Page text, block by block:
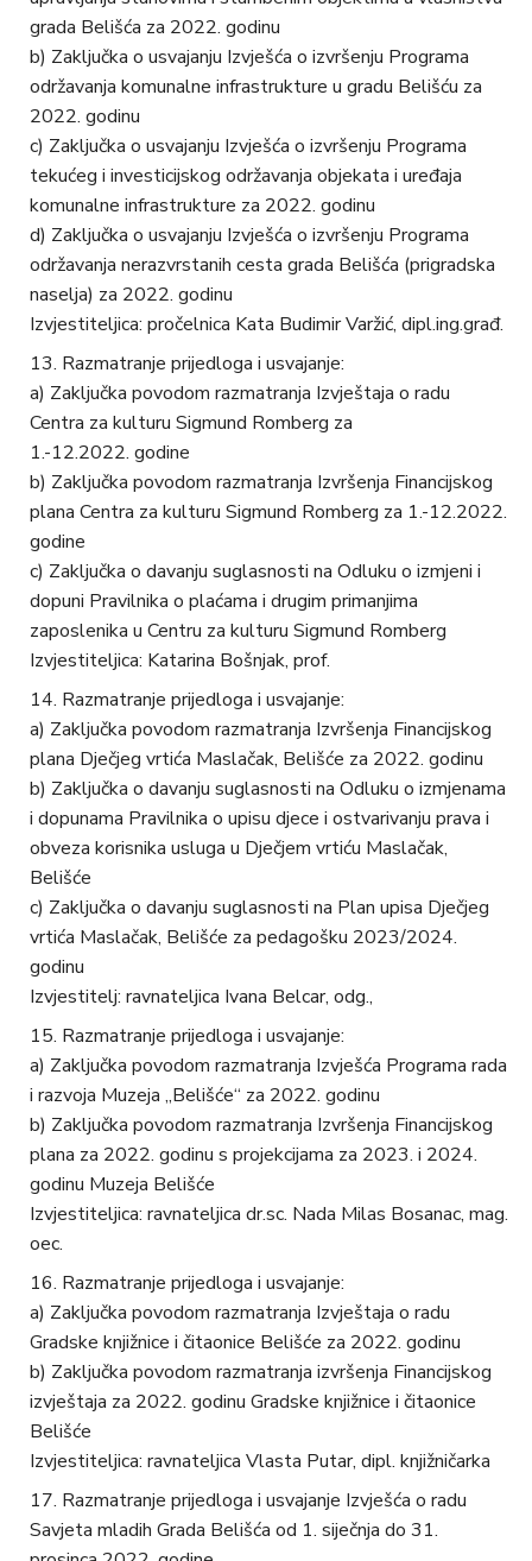
grada Belišća za 2022. godinu
b) Zaključka o usvajanju Izvješća o izvršenju Programa
održavanja komunalne infrastrukture u gradu Belišću za
2022. godinu
c) Zaključka o usvajanju Izvješća o izvršenju Programa
tekućeg i investicijskog održavanja objekata i uređaja
komunalne infrastrukture za 2022. godinu
d) Zaključka o usvajanju Izvješća o izvršenju Programa
održavanja nerazvrstanih cesta grada Belišća (prigradska
naselja) za 2022. godinu
Izvjestiteljica: pročelnica Kata Budimir Varžić, dipl.ing.građ.
Razmatranje prijedloga i usvajanje:
a) Zaključka povodom razmatranja Izvještaja o radu
Centra za kulturu Sigmund Romberg za
1.-12.2022. godine
b) Zaključka povodom razmatranja Izvršenja Financijskog
plana Centra za kulturu Sigmund Romberg za 1.-12.2022.
godine
c) Zaključka o davanju suglasnosti na Odluku o izmjeni i
dopuni Pravilnika o plaćama i drugim primanjima
zaposlenika u Centru za kulturu Sigmund Romberg
Izvjestiteljica: Katarina Bošnjak, prof.
Razmatranje prijedloga i usvajanje:
a) Zaključka povodom razmatranja Izvršenja Financijskog
plana Dječjeg vrtića Maslačak, Belišće za 2022. godinu
b) Zaključka o davanju suglasnosti na Odluku o izmjenama
i dopunama Pravilnika o upisu djece i ostvarivanju prava i
obveza korisnika usluga u Dječjem vrtiću Maslačak,
Belišće
c) Zaključka o davanju suglasnosti na Plan upisa Dječjeg
vrtića Maslačak, Belišće za pedagošku 2023/2024.
godinu
Izvjestitelj: ravnateljica Ivana Belcar, odg.,
Razmatranje prijedloga i usvajanje:
a) Zaključka povodom razmatranja Izvješća Programa rada
i razvoja Muzeja „Belišće“ za 2022. godinu
b) Zaključka povodom razmatranja Izvršenja Financijskog
plana za 2022. godinu s projekcijama za 2023. i 2024.
godinu Muzeja Belišće
Izvjestiteljica: ravnateljica dr.sc. Nada Milas Bosanac, mag.
oec.
Razmatranje prijedloga i usvajanje:
a) Zaključka povodom razmatranja Izvještaja o radu
Gradske knjižnice i čitaonice Belišće za 2022. godinu
b) Zaključka povodom razmatranja izvršenja Financijskog
izvještaja za 2022. godinu Gradske knjižnice i čitaonice
Belišće
Izvjestiteljica: ravnateljica Vlasta Putar, dipl. knjižničarka
Razmatranje prijedloga i usvajanje Izvješća o radu
Savjeta mladih Grada Belišća od 1. siječnja do 31.